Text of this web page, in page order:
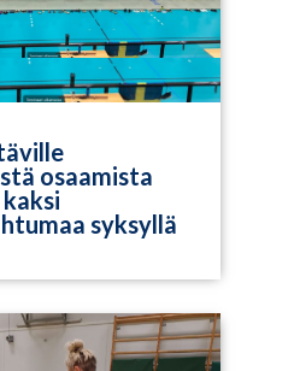
osaamista
syksyllä